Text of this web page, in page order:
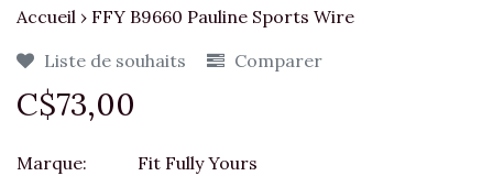
Accueil › FFY B9660 Pauline Sports Wire
Liste de souhaits
Comparer
C$73,00
Marque:
Fit Fully Yours